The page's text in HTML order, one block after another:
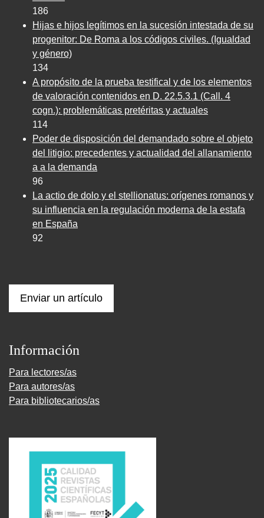
186
Hijas e hijos legítimos en la sucesión intestada de su
progenitor: De Roma a los códigos civiles. (Igualdad
y género)
134
A propósito de la prueba testifical y de los elementos
de valoración contenidos en D. 22.5.3.1 (Call. 4
cogn.): problemáticas pretéritas y actuales
114
Poder de disposición del demandado sobre el objeto
del litigio: precedentes y actualidad del allanamiento
a a la demanda
96
La actio de dolo y el stellionatus: orígenes romanos y
su influencia en la regulación moderna de la estafa
en España
92
Enviar un artículo
Información
Para lectores/as
Para autores/as
Para bibliotecarios/as